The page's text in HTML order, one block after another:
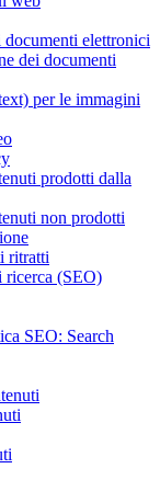
elettronici
dei documenti
per le immagini
prodotti dalla
non prodotti
ritratti
ricerca (SEO)
SEO: Search